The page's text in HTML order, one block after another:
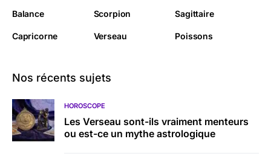
Balance Scorpion Sagittaire
Capricorne Verseau Poissons
Nos récents sujets
HOROSCOPE
Les Verseau sont-ils vraiment menteurs
ou est-ce un mythe astrologique